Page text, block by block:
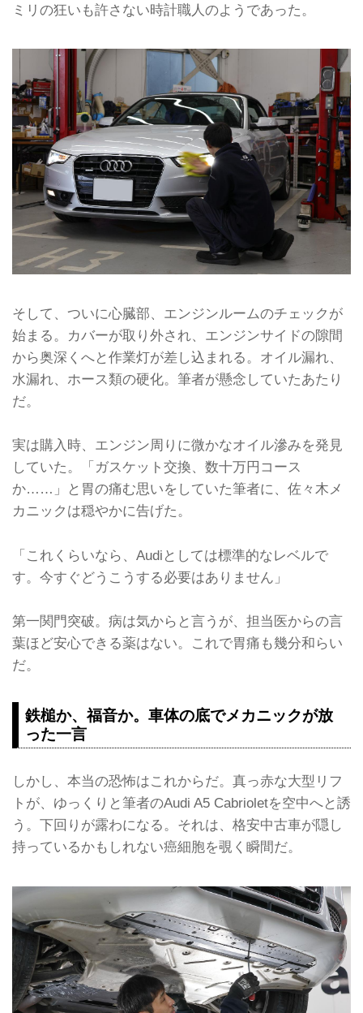
ミリの狂いも許さない時計職人のようであった。
そして、ついに心臓部、エンジンルームのチェックが
始まる。カバーが取り外され、エンジンサイドの隙間
から奥深くへと作業灯が差し込まれる。オイル漏れ、
水漏れ、ホース類の硬化。筆者が懸念していたあたり
だ。
実は購入時、エンジン周りに微かなオイル滲みを発見
していた。「ガスケット交換、数十万円コース
か……」と胃の痛む思いをしていた筆者に、佐々木メ
カニックは穏やかに告げた。
「これくらいなら、Audiとしては標準的なレベルで
す。今すぐどうこうする必要はありません」
第一関門突破。病は気からと言うが、担当医からの言
葉ほど安心できる薬はない。これで胃痛も幾分和らい
だ。
鉄槌か、福音か。車体の底でメカニックが放
った一言
しかし、本当の恐怖はこれからだ。真っ赤な大型リフ
トが、ゆっくりと筆者のAudi A5 Cabrioletを空中へと誘
う。下回りが露わになる。それは、格安中古車が隠し
持っているかもしれない癌細胞を覗く瞬間だ。